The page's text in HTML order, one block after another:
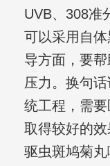
UVB、308准
可以采用自
导方面，要
压力。换句
统工程，需
取得较好的
驱虫斑鸠菊